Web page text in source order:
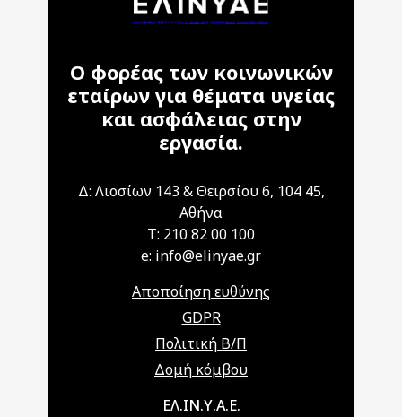
Ο φορέας των κοινωνικών
εταίρων για θέματα υγείας
και ασφάλειας στην
εργασία.
Δ: Λιοσίων 143 & Θειρσίου 6, 104 45,
Αθήνα
T: 210 82 00 100
e: info@elinyae.gr
Αποποίηση ευθύνης
GDPR
Πολιτική Β/Π
Δομή κόμβου
Main navigationΕΛ.ΙΝ.Υ.Α.Ε.